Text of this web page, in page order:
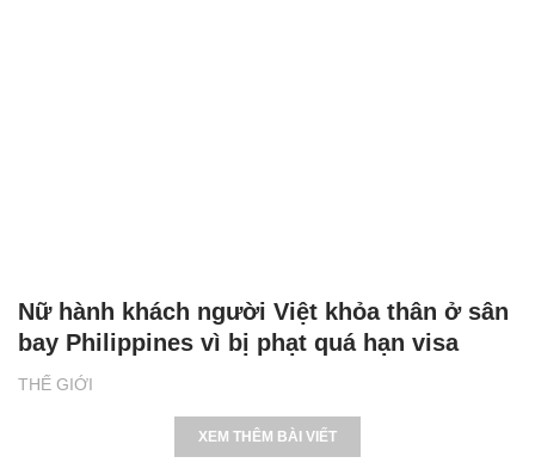
THẾ GIỚI
Nữ hành khách người Việt khỏa thân ở sân
bay Philippines vì bị phạt quá hạn visa
XEM THÊM BÀI VIẾT